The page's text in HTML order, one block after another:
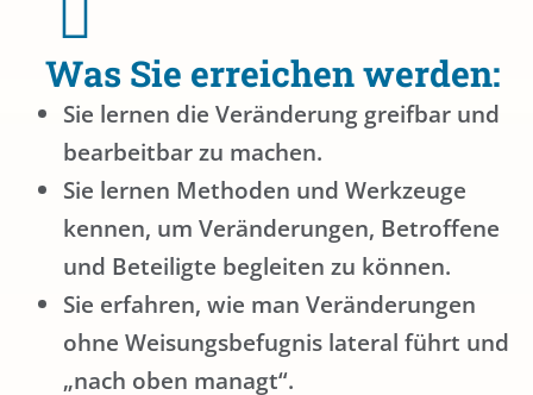
Was Sie erreichen werden:
Sie lernen die Veränderung greifbar und
bearbeitbar zu machen.
Sie lernen Methoden und Werkzeuge
kennen, um Veränderungen, Betroffene
und Beteiligte begleiten zu können.
Sie erfahren, wie man Veränderungen
ohne Weisungsbefugnis lateral führt und
„nach oben managt“.